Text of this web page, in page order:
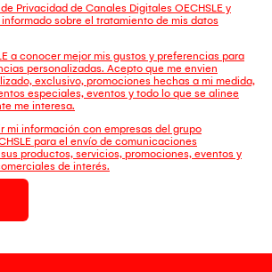
Privacidad de Canales Digitales OECHSLE y
sobre el tratamiento de mis datos
a conocer mejor mis gustos y preferencias para
personalizadas. Acepto que me envien
exclusivo, promociones hechas a mi medida,
especiales, eventos y todo lo que se alinee
me interesa.
mi información con empresas del grupo
para el envío de comunicaciones
productos, servicios, promociones, eventos y
de interés.